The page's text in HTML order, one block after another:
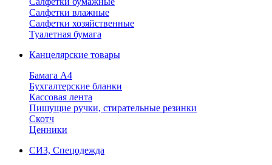
Салфетки влажные
Салфетки хозяйственные
Туалетная бумага
Канцелярские товары
Бамага А4
Бухгалтерские бланки
Кассовая лента
Пишущие ручки, стирательные резинки
Скотч
Ценники
СИЗ, Спецодежда